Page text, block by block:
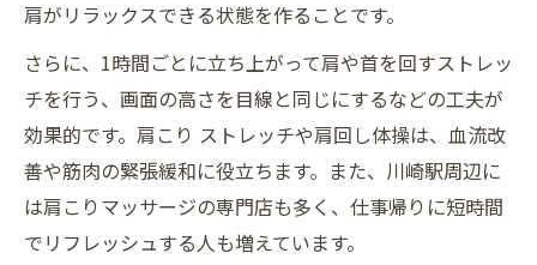
肩がリラックスできる状態を作ることです。
さらに、1時間ごとに立ち上がって肩や首を回すストレッ
チを行う、画面の高さを目線と同じにするなどの工夫が
効果的です。肩こり ストレッチや肩回し体操は、血流改
善や筋肉の緊張緩和に役立ちます。また、川崎駅周辺に
は肩こりマッサージの専門店も多く、仕事帰りに短時間
でリフレッシュする人も増えています。